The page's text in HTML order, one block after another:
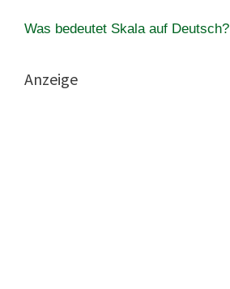
Was bedeutet Skala auf Deutsch?
Anzeige